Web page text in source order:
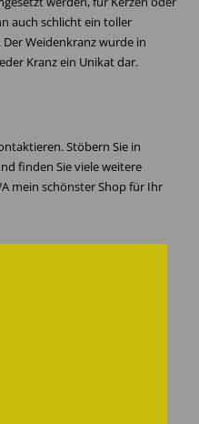
auch schlicht ein toller
Weidenkranz wurde in
Kranz ein Unikat dar.
Stöbern Sie in
finden Sie viele weitere
mein schönster Shop für Ihr